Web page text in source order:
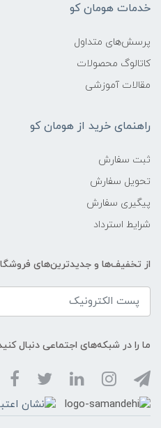
خدمات هومان کو
پرسش‌های متداول
کاتالوگ محصولات
مقالات آموزشی
راهنمای خرید از هومان کو
ثبت سفارش
تحویل سفارش
پیگیری سفارش
شرایط استرداد
از تخفیف‌ها و جدیدترین‌های
ما را در شبکه‌های اجتماعی دنبال